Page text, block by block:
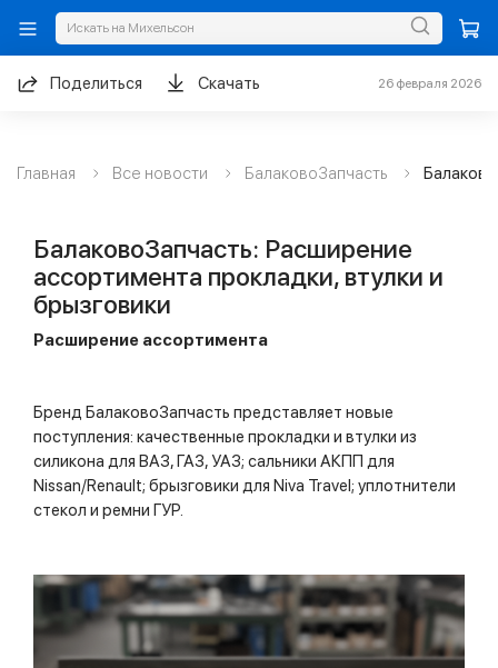
Главная Все новости БалаковоЗапчасть
Поделиться Скачать 26 февраля 2026
БалаковоЗапчасть: Расширение
ассортимента прокладки, втулки и
брызговики
Расширение ассортимента
Бренд БалаковоЗапчасть представляет новые
поступления: качественные прокладки и втулки из
силикона для ВАЗ, ГАЗ, УАЗ; сальники АКПП для
Nissan/Renault; брызговики для Niva Travel; уплотнители
стекол и ремни ГУР.